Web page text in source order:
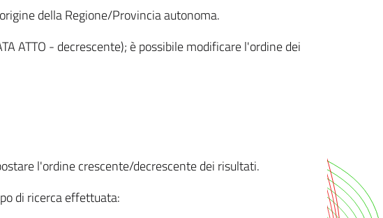
della Regione/Provincia autonoma.
ATTO - decrescente); è possibile modificare l'ordine dei
l'ordine crescente/decrescente dei risultati.
di ricerca effettuata: